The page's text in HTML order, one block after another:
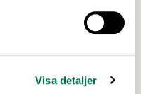
Visa detaljer